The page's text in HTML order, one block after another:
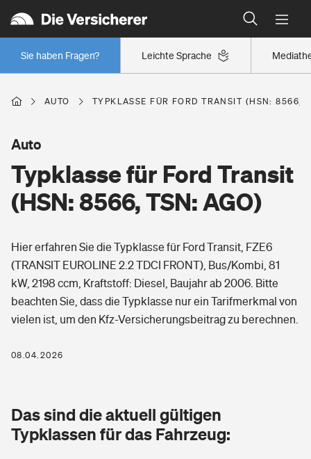
Leichte Sprache
Sie haben Fragen?
Wer versichert was: Jetzt Versicherer finden
Regionalklassen: So ist Ihre Region eingestuft
Wer versichert was: Jetzt Versicherer finden
Berufsunfähigkeitsversicherung
Erwerbsunfähigkeitsversicherung
Grundfähigkeitsversicherung
Arbeitsrechtsschutz
Berufshaftpflichtversicherung
Zur Übersicht
Tools
Wohnen
Glasversicherung
Freizeit
Pri­vate Haft­pflicht­
Kinderunfall­ver­si­che­rung
Gesundheit
Private Krankenversicherung
Dread-Disease-Versicherung
AUTO TYPKLASSE FÜR FORD TRANSIT (HSN: 8566,
Typklasse für Ford Transit
(HSN: 8566, TSN: AGO)
Auto
Hier erfahren Sie die Typklasse für Ford Transit, FZE6
(TRANSIT EUROLINE 2.2 TDCI FRONT), Bus/Kombi, 81
kW, 2198 ccm, Kraftstoff: Diesel, Baujahr ab 2006. Bitte
beachten Sie, dass die Typklasse nur ein Tarifmerkmal von
vielen ist, um den Kfz-Versicherungsbeitrag zu berechnen.
08.04.2026
Das sind die aktuell gültigen
Typklassen für das Fahrzeug: